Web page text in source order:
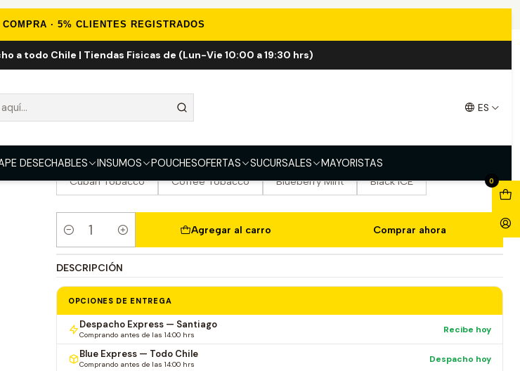
· 5% CLIENTES REGISTRADOS
a todo Chile | Tiendas Fisicas de (Lun-Vie 10:00 a 19:30 hrs)
ES
DESECHABLES INSUMOS POUCHESOFERTAS SUCURSALES MAYORISTAS
0
Fume Extra 1500 Puff
Lush ICE Strawberry Watermelon
Cuban Tobacco Coffee Tobacco Blueberry Mint Black ICE
Cantidad
Agregar al carro Comprar ahora
DESCRIPCIÓN
OPCIONES DE ENTREGA
Despacho Express — Santiago
Comprando antes de las 14:00 hrs Recibe hoy
Blue Express — Todo Chile
Comprando antes de las 14:00 hrs Despacho hoy